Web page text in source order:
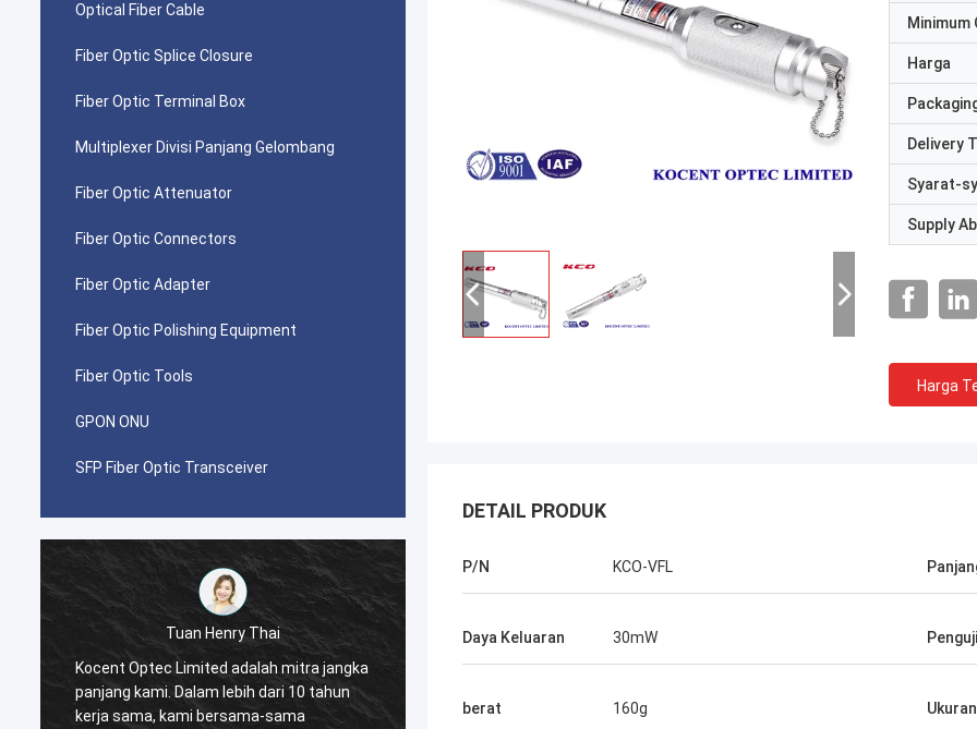
Optical Fiber Cable
Fiber Optic Splice Closure
Fiber Optic Terminal Box
Multiplexer Divisi Panjang Gelombang
Fiber Optic Attenuator
Fiber Optic Connectors
Fiber Optic Adapter
Fiber Optic Polishing Equipment
Fiber Optic Tools
GPON ONU
SFP Fiber Optic Transceiver
Tuan Henry Thai
Limited adalah mitra jangka
Dalam lebih dari 10 tahun
kami bersama-sama
Tuan Pablo
Saya terkejut ketika saya melakukan
pemesanan pertama dengan Kocent
Optec Limited pada tahun 2014. Satu
Kocent Optec Limited adalah salah satu
Kami memesan 2 hingga 3 kontainer 40'
Harga
Delivery
Syarat-
Supply
Harga
DETAIL PRODUK
P/N KCO-VFL
Daya Keluaran 30mW
berat 160g Ukuran